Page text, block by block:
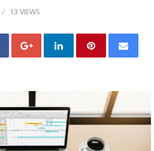
13 VIEWS